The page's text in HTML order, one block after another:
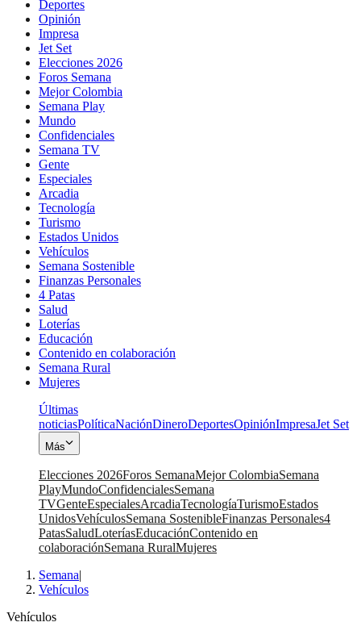
Deportes
Opinión
Impresa
Jet Set
Elecciones 2026
Foros Semana
Mejor Colombia
Semana Play
Mundo
Confidenciales
Semana TV
Gente
Especiales
Arcadia
Tecnología
Turismo
Estados Unidos
Vehículos
Semana Sostenible
Finanzas Personales
4 Patas
Salud
Loterías
Educación
Contenido en colaboración
Semana Rural
Mujeres
Últimas
noticiasPolíticaNaciónDineroDeportesOpiniónImpresaJet Set
Más
Elecciones 2026Foros SemanaMejor ColombiaSemana
PlayMundoConfidencialesSemana
TVGenteEspecialesArcadiaTecnologíaTurismoEstados
UnidosVehículosSemana SostenibleFinanzas Personales4
PatasSaludLoteríasEducaciónContenido en
colaboraciónSemana RuralMujeres
Semana|
Vehículos
Vehículos